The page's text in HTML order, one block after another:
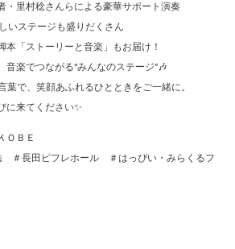
・里村稔さんらによる豪華サポート演奏
いステージも盛りだくさん
本「ストーリーと音楽」もお届け！
音楽でつながる“みんなのステージ”🎶
葉で、笑顔あふれるひとときをご一緒に。
に来てください✨
ＯＢＥ
＃長田ピフレホール ＃はっぴい・みらくるフ